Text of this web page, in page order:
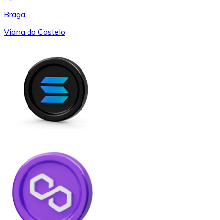
Braga
Viana do Castelo